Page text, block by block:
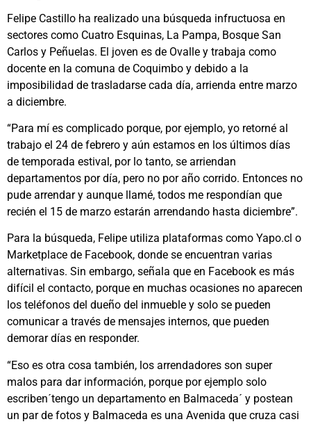
Felipe Castillo ha realizado una búsqueda infructuosa en
sectores como Cuatro Esquinas, La Pampa, Bosque San
Carlos y Peñuelas. El joven es de Ovalle y trabaja como
docente en la comuna de Coquimbo y debido a la
imposibilidad de trasladarse cada día, arrienda entre marzo
a diciembre.
“Para mí es complicado porque, por ejemplo, yo retorné al
trabajo el 24 de febrero y aún estamos en los últimos días
de temporada estival, por lo tanto, se arriendan
departamentos por día, pero no por año corrido. Entonces no
pude arrendar y aunque llamé, todos me respondían que
recién el 15 de marzo estarán arrendando hasta diciembre”.
Para la búsqueda, Felipe utiliza plataformas como Yapo.cl o
Marketplace de Facebook, donde se encuentran varias
alternativas. Sin embargo, señala que en Facebook es más
difícil el contacto, porque en muchas ocasiones no aparecen
los teléfonos del dueño del inmueble y solo se pueden
comunicar a través de mensajes internos, que pueden
demorar días en responder.
“Eso es otra cosa también, los arrendadores son super
malos para dar información, porque por ejemplo solo
escriben´tengo un departamento en Balmaceda´ y postean
un par de fotos y Balmaceda es una Avenida que cruza casi